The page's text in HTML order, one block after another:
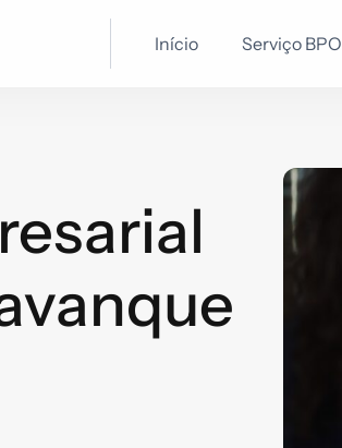
Início Serviço BPO